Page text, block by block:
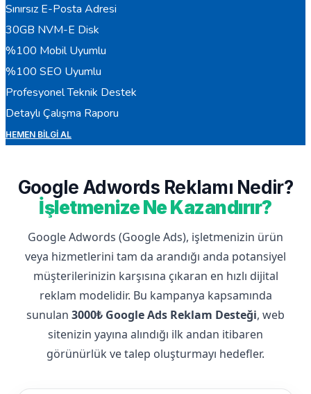
Sınırsız E-Posta Adresi
30GB NVM-E Disk
%100 Mobil Uyumlu
%100 SEO Uyumlu
Profesyonel Teknik Destek
Detaylı Çalışma Raporu
HEMEN BILGI AL
Google Adwords Reklamı Nedir?
İşletmenize Ne Kazandırır?
Google Adwords (Google Ads), işletmenizin ürün
veya hizmetlerini tam da arandığı anda potansiyel
müşterilerinizin karşısına çıkaran en hızlı dijital
reklam modelidir. Bu kampanya kapsamında
sunulan 3000₺ Google Ads Reklam Desteği, web
sitenizin yayına alındığı ilk andan itibaren
görünürlük ve talep oluşturmayı hedefler.